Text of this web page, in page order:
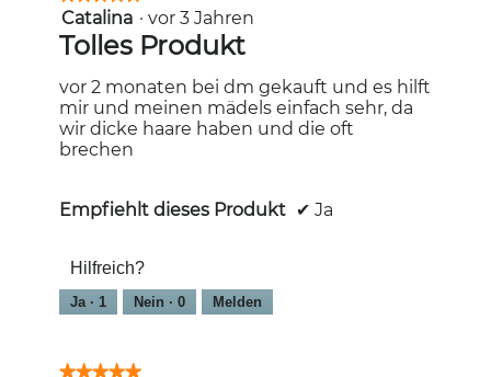
e
s
e
r
A
k
t
n
d
e
5
von
5
Sternen.
Catalina · vor 3 Jahren
Tolles Produkt
vor 2 monaten bei dm gekauft und es hilft
mir und meinen mädels einfach sehr, da
wir dicke haare haben und die oft
brechen
Empfiehlt dieses Produkt ✔ Ja
Hilfreich?
Ja · 1 Nein · 0 Melden
★★★★★
★★★★★